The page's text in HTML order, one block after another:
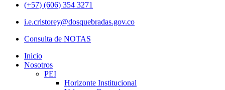
(+57) (606) 354 3271
i.e.cristorey@dosquebradas.gov.co
Consulta de NOTAS
Inicio
Nosotros
PEI
Horizonte Institucional